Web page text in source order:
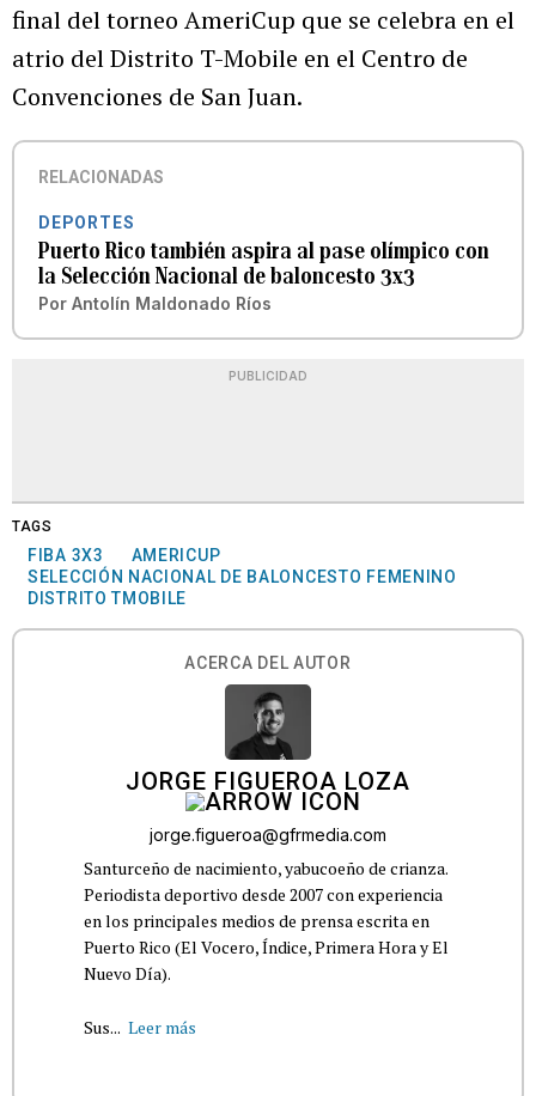
final del torneo AmeriCup que se celebra en el
atrio del Distrito T-Mobile en el Centro de
Convenciones de San Juan.
RELACIONADAS
DEPORTES
Puerto Rico también aspira al pase olímpico con
la Selección Nacional de baloncesto 3x3
Por Antolín Maldonado Ríos
PUBLICIDAD
TAGS
FIBA 3X3
AMERICUP
SELECCIÓN NACIONAL DE BALONCESTO FEMENINO
DISTRITO TMOBILE
ACERCA DEL AUTOR
JORGE FIGUEROA LOZA
jorge.figueroa@gfrmedia.com
Santurceño de nacimiento, yabucoeño de crianza.
Periodista deportivo desde 2007 con experiencia
en los principales medios de prensa escrita en
Puerto Rico (El Vocero, Índice, Primera Hora y El
Nuevo Día).
Sus... Leer más